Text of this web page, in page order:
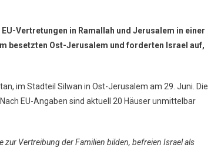
Vertretungen in Ramallah und Jerusalem in einer
besetzten Ost-Jerusalem und forderten Israel auf,
im Stadteil Silwan in Ost-Jerusalem am 29. Juni. Die
EU-Angaben sind aktuell 20 Häuser unmittelbar
zur Vertreibung der Familien bilden, befreien Israel als